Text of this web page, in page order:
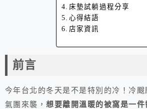
床墊試躺過程分享
心得結語
店家資訊
前言
今年台北的冬天是不是特別的冷！冷
氣團來襲，想要離開溫暖的被窩是一